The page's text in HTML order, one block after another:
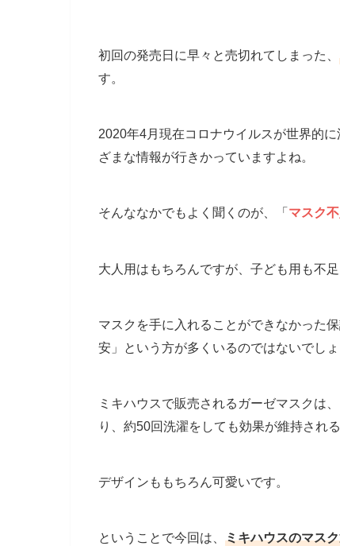
初回の発売日に早々と売切れてしまった、
す。
2020年4月現在コロナウイルスが世界的
ざまな情報が行きかっていますよね。
そんななかでもよく聞くのが、「 マスク
大人用はもちろんですが、子ども用も不足
マスクを手に入れることができなかった
安」という方が多くいるのではないでしょ
ミキハウスで販売されるガーゼマスクは、
り、約50回洗濯をしても効果が維持され
デザインももちろん可愛いです。
ということで今回は、 ミキハウスのマス